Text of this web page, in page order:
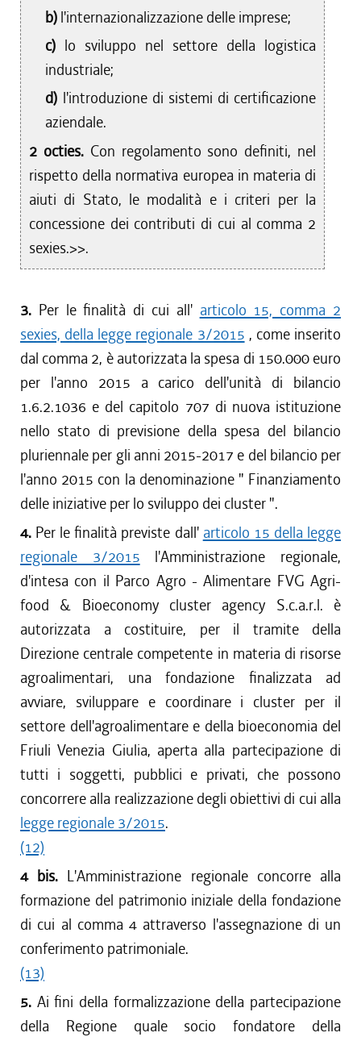
b) l'internazionalizzazione delle imprese;
c) lo sviluppo nel settore della logistica
industriale;
d) l'introduzione di sistemi di certificazione
aziendale.
2 octies. Con regolamento sono definiti, nel
rispetto della normativa europea in materia di
aiuti di Stato, le modalità e i criteri per la
concessione dei contributi di cui al comma 2
sexies.>>.
3. Per le finalità di cui all' articolo 15, comma 2
sexies, della legge regionale 3/2015 , come inserito
dal comma 2, è autorizzata la spesa di 150.000 euro
per l'anno 2015 a carico dell'unità di bilancio
1.6.2.1036 e del capitolo 707 di nuova istituzione
nello stato di previsione della spesa del bilancio
pluriennale per gli anni 2015-2017 e del bilancio per
l'anno 2015 con la denominazione " Finanziamento
delle iniziative per lo sviluppo dei cluster ".
4. Per le finalità previste dall' articolo 15 della legge
regionale 3/2015 l'Amministrazione regionale,
d'intesa con il Parco Agro - Alimentare FVG Agri-
food & Bioeconomy cluster agency S.c.a.r.l. è
autorizzata a costituire, per il tramite della
Direzione centrale competente in materia di risorse
agroalimentari, una fondazione finalizzata ad
avviare, sviluppare e coordinare i cluster per il
settore dell'agroalimentare e della bioeconomia del
Friuli Venezia Giulia, aperta alla partecipazione di
tutti i soggetti, pubblici e privati, che possono
concorrere alla realizzazione degli obiettivi di cui alla
legge regionale 3/2015.
(12)
4 bis. L'Amministrazione regionale concorre alla
formazione del patrimonio iniziale della fondazione
di cui al comma 4 attraverso l'assegnazione di un
conferimento patrimoniale.
(13)
5. Ai fini della formalizzazione della partecipazione
della Regione quale socio fondatore della